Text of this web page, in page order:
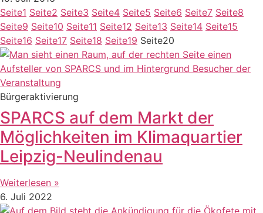
Seite1 Seite2 Seite3 Seite4 Seite5 Seite6 Seite7 Seite8
Seite9 Seite10 Seite11 Seite12 Seite13 Seite14 Seite15
Seite16 Seite17 Seite18 Seite19 Seite20
Bürgeraktivierung
SPARCS auf dem Markt der
Möglichkeiten im Klimaquartier
Leipzig-Neulindenau
Weiterlesen »
6. Juli 2022